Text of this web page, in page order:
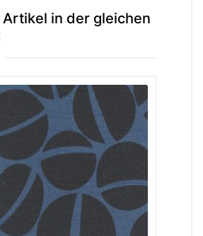
Artikel in der gleichen